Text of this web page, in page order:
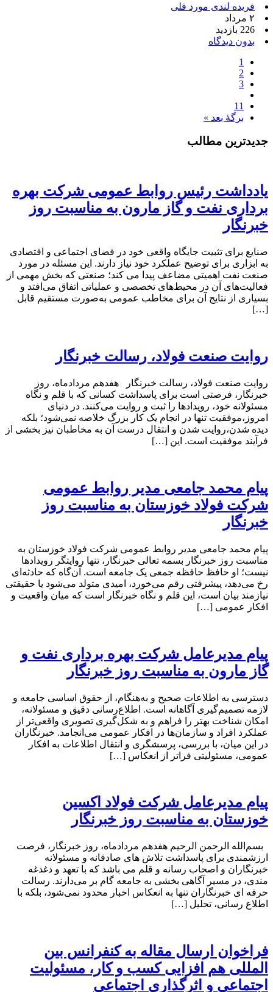
فریده لندی مورد فلی
۲ مرداد
226 بازدید
بدون دیدگاه
1
2
3
11
برگهٔ بعد »
جدیدترین مطالب
یادداشت رئیس روابط عمومی شرکت بهره
برداری نفت و گاز مارون به مناسبت روز
خبرنگار
صنایع برای تثبیت جایگاه واقعی خود در فضای اجتماعی و اقتصادی
به ابزاری برای توضیح عملکرد خود نیاز دارند. این مسئله در مورد
صنعت نفت اهمیتی مضاعف پیدا می کند؛ صنعتی که بخش مهمی از
فعالیت‌های آن در محیط‌های تخصصی و عملیاتی اتفاق می‌افتد و
بسیاری از نتایج آن برای مخاطب عمومی به‌صورت مستقیم قابل
[…]
روایت صنعت فولاد،‌ رسالت خبرنگار
روایت صنعت فولاد،‌ رسالت خبرنگار هفدهم مردادماه، روز
خبرنگار، فرصتی است برای پاسداشت کسانی که با قلم و نگاه
مسئولانه خود، رویدادها را ثبت و روایت می‌کنند. در دنیای
امروز،موفقیت تنها در انجام یک کار بزرگ خلاصه نمی‌شود؛ بلکه
دیده شدن،روایت شدن و انتقال درست آن به مخاطبان نیز بخشی از
فرآیند موفقیت است. این […]
پیام محمد جامعی مدیر روابط عمومی
شرکت فولاد خوزستان به مناسبت روز
خبرنگار
پیام محمد جامعی مدیر روابط عمومی شرکت فولاد خوزستان به
مناسبت روز خبرنگار بسمه تعالی خبرنگار، تنها روایتگر رویدادها
نیست؛ او حافظ حافظه جمعی یک جامعه است. آن‌گاه که حادثه‌ای
رخ می‌دهد، پیشرفتی رقم می‌خورد، امیدی متولد می‌شود یا حقیقتی
نیازمند بیان است، این قلم و نگاه خبرنگار است که میان واقعیت و
افکار عمومی […]
پیام مدیرعامل شرکت بهره برداری نفت و
گاز مارون به مناسبت روز خبرنگار
دسترسی به اطلاعات صحیح و به‌هنگام، از حقوق اساسی جامعه و
لازمه تصمیم‌گیری آگاهانه است. اطلاع‌رسانی دقیق و مسئولانه،
امکان شناخت بهتر را فراهم و به شکل‌گیری تصویری واقعی‌تر از
عملکرد افراد و سازمان‌ها در افکار عمومی می‌انجامد. خبرنگاران
در این میان، با بررسی، پرسشگری و انتقال اطلاعات به افکار
عمومی، مسئولیتی فراتر از انعکاس […]
پیام مدیرعامل شرکت فولاد اکسین
خوزستان به مناسبت روز خبرنگار
بسم‌الله الرحمن الرحیم هفدهم مردادماه، روز خبرنگار، فرصت
ارزشمندی برای پاسداشت تلاش‌ های صادقانه و مسئولانه
خبرنگاران و اصحاب رسانه و قلم می باشد که با تعهد و دغدغه‌
مندی، در مسیر آگاهی‌ بخشی به جامعه گام بر می‌دارند. رسالت
حرفه‌ ای خبرنگاران تنها به انعکاس اخبار محدود نمی‌شود، بلکه با
اطلاع رسانی، تحلیل […]
فراخوان ارسال مقاله به کنفرانس بین
المللی هم افزایی کسب و کار، مسئولیت
اجتماعی و اثرگذاری اجتماعی